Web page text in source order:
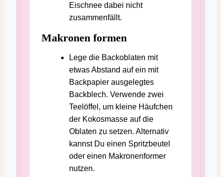
Eischnee dabei nicht
zusammenfällt.
Makronen formen
Lege die Backoblaten mit
etwas Abstand auf ein mit
Backpapier ausgelegtes
Backblech. Verwende zwei
Teelöffel, um kleine Häufchen
der Kokosmasse auf die
Oblaten zu setzen. Alternativ
kannst Du einen Spritzbeutel
oder einen Makronenformer
nutzen.